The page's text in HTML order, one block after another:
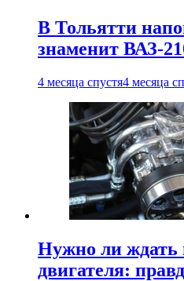
В Тольятти
знаменит ВАЗ-
4 месяца спустя4 месяца
Нужно ли ждать
двигателя: